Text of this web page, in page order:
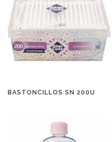
BASTONCILLOS SN 200U